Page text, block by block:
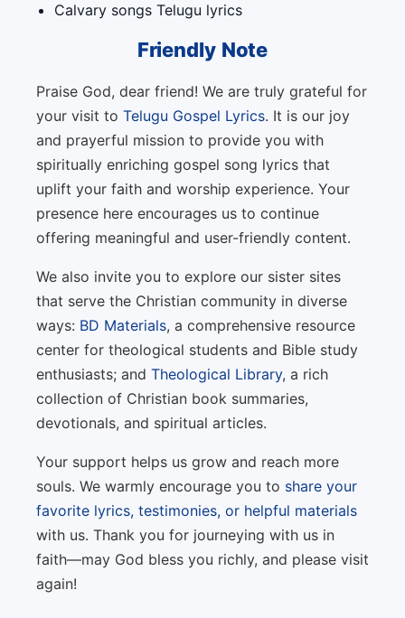
Calvary songs Telugu lyrics
Friendly Note
Praise God, dear friend! We are truly grateful for
your visit to Telugu Gospel Lyrics. It is our joy
and prayerful mission to provide you with
spiritually enriching gospel song lyrics that
uplift your faith and worship experience. Your
presence here encourages us to continue
offering meaningful and user-friendly content.
We also invite you to explore our sister sites
that serve the Christian community in diverse
ways: BD Materials, a comprehensive resource
center for theological students and Bible study
enthusiasts; and Theological Library, a rich
collection of Christian book summaries,
devotionals, and spiritual articles.
Your support helps us grow and reach more
souls. We warmly encourage you to share your
favorite lyrics, testimonies, or helpful materials
with us. Thank you for journeying with us in
faith—may God bless you richly, and please visit
again!